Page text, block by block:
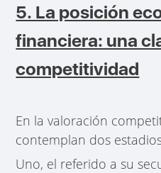
5. La posición
financiera: una
competitividad
En la valoración
contemplan dos
Uno, el referido a su